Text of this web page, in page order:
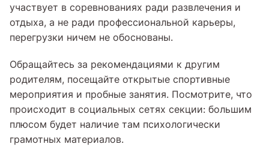
участвует в соревнованиях ради развлечения и
отдыха, а не ради профессиональной карьеры,
перегрузки ничем не обоснованы.
Обращайтесь за рекомендациями к другим
родителям, посещайте открытые спортивные
мероприятия и пробные занятия. Посмотрите, что
происходит в социальных сетях секции: большим
плюсом будет наличие там психологически
грамотных материалов.